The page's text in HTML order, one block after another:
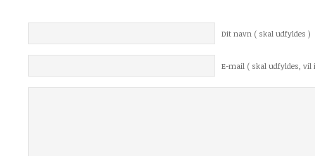
Dit navn ( skal udfyldes )
E-mail ( skal udfyldes, vil